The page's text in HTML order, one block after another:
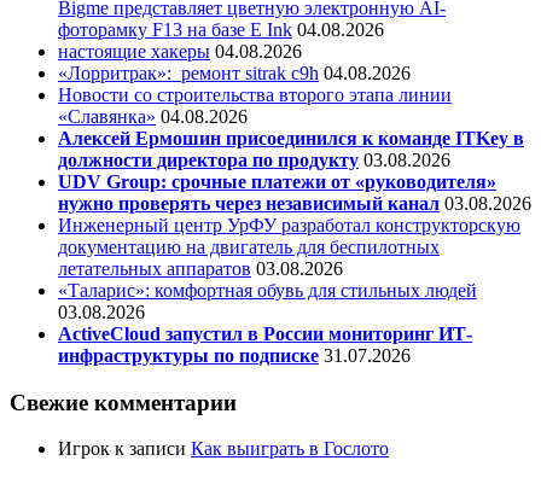
Bigme представляет цветную электронную AI-
фоторамку F13 на базе E Ink 04.08.2026
настоящие хакеры 04.08.2026
«Лорритрак»: ремонт sitrak c9h 04.08.2026
Новости со строительства второго этапа линии
«Славянка» 04.08.2026
Алексей Ермошин присоединился к команде ITKey в
должности директора по продукту 03.08.2026
UDV Group: срочные платежи от «руководителя»
нужно проверять через независимый канал 03.08.2026
Инженерный центр УрФУ разработал конструкторскую
документацию на двигатель для беспилотных
летательных аппаратов 03.08.2026
«Таларис»: комфортная обувь для стильных людей
03.08.2026
ActiveCloud запустил в России мониторинг ИТ-
инфраструктуры по подписке 31.07.2026
Свежие комментарии
Игрок к записи Как выиграть в Гослото